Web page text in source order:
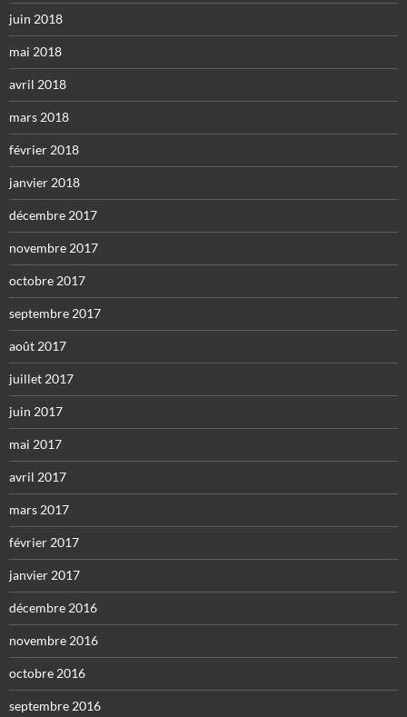
juin 2018
mai 2018
avril 2018
mars 2018
février 2018
janvier 2018
décembre 2017
novembre 2017
octobre 2017
septembre 2017
août 2017
juillet 2017
juin 2017
mai 2017
avril 2017
mars 2017
février 2017
janvier 2017
décembre 2016
novembre 2016
octobre 2016
septembre 2016